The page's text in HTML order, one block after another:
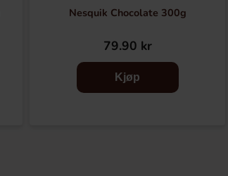
Nesquik Chocolate 300g
79.90 kr
Kjøp